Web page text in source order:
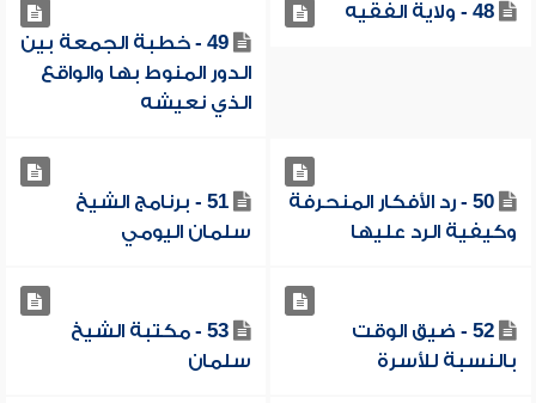
48 - ولاية الفقيه
49 - خطبة الجمعة بين
الدور المنوط بها والواقع
الذي نعيشه
50 - رد الأفكار المنحرفة
وكيفية الرد عليها
51 - برنامج الشيخ
سلمان اليومي
52 - ضيق الوقت
بالنسبة للأسرة
53 - مكتبة الشيخ
سلمان